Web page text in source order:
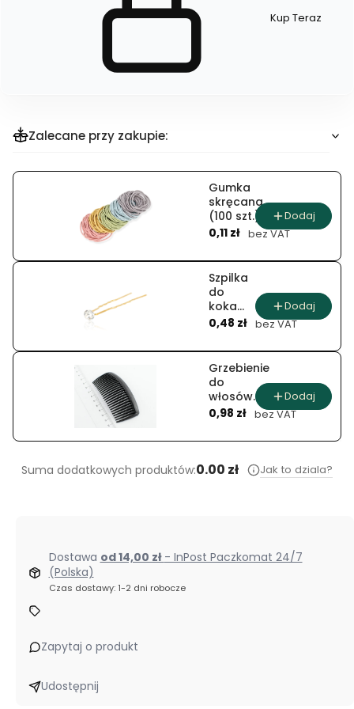
Szybki
produktu
Obrączka
oczko
Kup Teraz
Zalecane przy zakupie:
Gumka
skręcana
(100 szt.)
Cena
0,11 zł bez VAT
Dodaj
Szpilka
do
koka
kryształ
szt.)
Cena
0,48 zł bez VAT
Dodaj
Grzebienie
do
włosów
(10 szt.)
Cena
0,98 zł bez VAT
Dodaj
Suma dodatkowych produktów:0.00 zł Jak to dziala?
Dostawa od 14,00 zł - InPost Paczkomat 24/7
(Polska)
Czas dostawy: 1-2 dni robocze
Zapytaj o produkt
Udostępnij